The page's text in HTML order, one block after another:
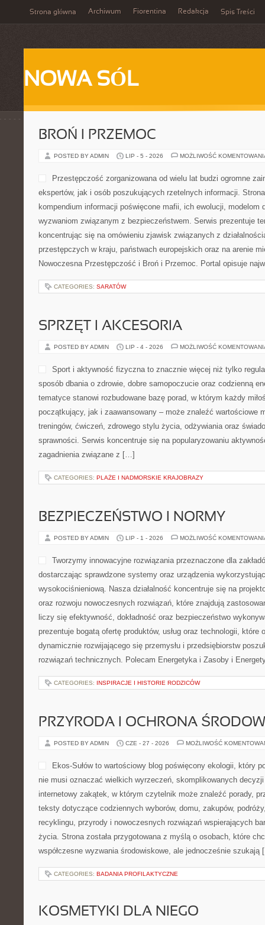
Strona główna Archiwum Fiorentina Redakcja Spis Treści
NOWA SÓL
BROŃ I PRZEMOC
POSTED BY ADMIN LIP - 5 - 2026 MOŻLIWOŚĆ
Przestępczość zorganizowana od wielu lat budzi ogromne
ekspertów, jak i osób poszukujących rzetelnych informacji.
kompendium informacji poświęcone mafii, ich ewolucji, modelom
wyzwaniom związanym z bezpieczeństwem. Serwis prezentuje
koncentrując się na omówieniu zjawisk związanych z
przestępczych w kraju, państwach europejskich oraz na arenie
Nowoczesna Przestępczość i Broń i Przemoc. Portal opisuje
CATEGORIES: SARATÓW
SPRZĘT I AKCESORIA
POSTED BY ADMIN LIP - 4 - 2026 MOŻLIWOŚĆ
Sport i aktywność fizyczna to znacznie więcej niż tylko
sposób dbania o zdrowie, dobre samopoczucie oraz codzienną
tematyce stanowi rozbudowane bazę porad, w którym każdy
początkujący, jak i zaawansowany – może znaleźć wartościowe
treningów, ćwiczeń, zdrowego stylu życia, odżywiania oraz
sprawności. Serwis koncentruje się na popularyzowaniu
zagadnienia związane z […]
CATEGORIES: PLAŻE I NADMORSKIE KRAJOBRAZY
BEZPIECZEŃSTWO I NORMY
POSTED BY ADMIN LIP - 1 - 2026 MOŻLIWOŚĆ
Tworzymy innowacyjne rozwiązania przeznaczone dla
dostarczając sprawdzone systemy oraz urządzenia
wysokociśnieniową. Nasza działalność koncentruje się na
oraz rozwoju nowoczesnych rozwiązań, które znajdują
liczy się efektywność, dokładność oraz bezpieczeństwo
prezentuje bogatą ofertę produktów, usług oraz technologii, które
dynamicznie rozwijającego się przemysłu i przedsiębiorstw
rozwiązań technicznych. Polecam Energetyka i Zasoby i
CATEGORIES: INSPIRACJE I HISTORIE RODZICÓW
PRZYRODA I OCHRONA
POSTED BY ADMIN CZE - 27 - 2026 MOŻLIWOŚĆ
Ekos-Sułów to wartościowy blog poświęcony ekologii, który
nie musi oznaczać wielkich wyrzeczeń, skomplikowanych
internetowy zakątek, w którym czytelnik może znaleźć porady,
teksty dotyczące codziennych wyborów, domu, zakupów,
recyklingu, przyrody i nowoczesnych rozwiązań wspierających
życia. Strona została przygotowana z myślą o osobach, które
współczesne wyzwania środowiskowe, ale jednocześnie
CATEGORIES: BADANIA PROFILAKTYCZNE
KOSMETYKI DLA NIEGO